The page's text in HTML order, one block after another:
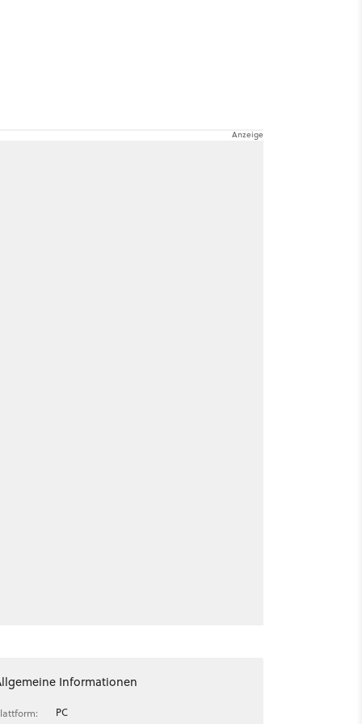
Informationen
PC